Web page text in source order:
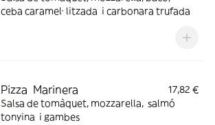
ceba caramel· litzada i carbonara trufada
Pizza Marinera
17,82 €
Salsa de tomàquet, mozzarella, salmó
tonyina i gambes